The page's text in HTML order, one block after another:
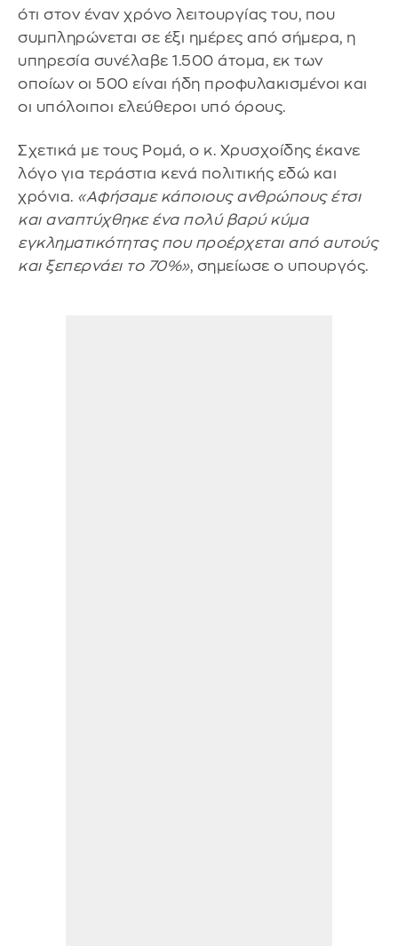
ότι στον έναν χρόνο λειτουργίας του, που
συμπληρώνεται σε έξι ημέρες από σήμερα, η
υπηρεσία συνέλαβε 1.500 άτομα, εκ των
οποίων οι 500 είναι ήδη προφυλακισμένοι και
οι υπόλοιποι ελεύθεροι υπό όρους.
Σχετικά με τους Ρομά, ο κ. Χρυσχοίδης έκανε
λόγο για τεράστια κενά πολιτικής εδώ και
χρόνια. «Αφήσαμε κάποιους ανθρώπους έτσι
και αναπτύχθηκε ένα πολύ βαρύ κύμα
εγκληματικότητας που προέρχεται από αυτούς
και ξεπερνάει το 70%», σημείωσε ο υπουργός.